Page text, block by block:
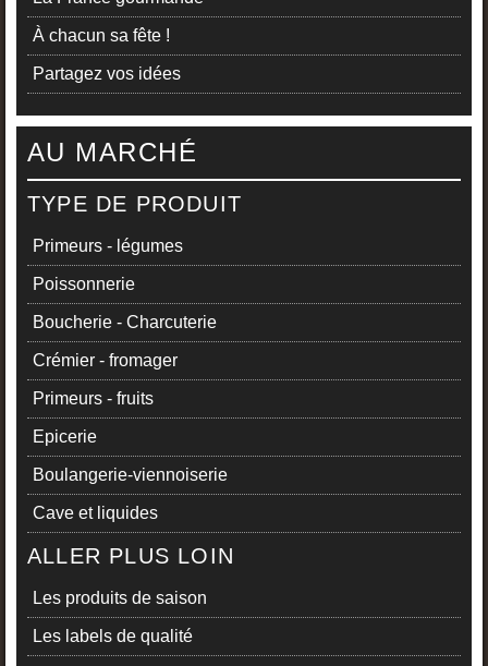
À chacun sa fête !
Partagez vos idées
AU MARCHÉ
TYPE DE PRODUIT
Primeurs - légumes
Poissonnerie
Boucherie - Charcuterie
Crémier - fromager
Primeurs - fruits
Epicerie
Boulangerie-viennoiserie
Cave et liquides
ALLER PLUS LOIN
Les produits de saison
Les labels de qualité